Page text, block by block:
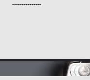
---------------